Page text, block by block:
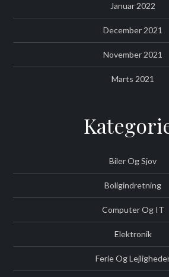
Januar 2022
December 2021
November 2021
Marts 2021
Biler Og Sjov
Boligindretning
Computer Og IT
Elektronik
Ferie Og